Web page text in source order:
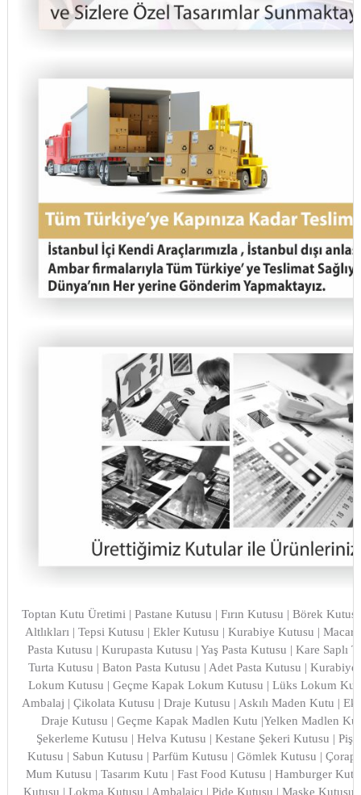
Toptan Kutu Üretimi | Pastane Kutusu | Fırın Kutusu | Börek
Altlıkları | Tepsi Kutusu | Ekler Kutusu | Kurabiye Kutusu |
Pasta Kutusu | Kurupasta Kutusu | Yaş Pasta Kutusu | Kare Saplı
Turta Kutusu | Baton Pasta Kutusu | Adet Pasta Kutusu |
Lokum Kutusu | Geçme Kapak Lokum Kutusu | Lüks Lokum
Ambalaj | Çikolata Kutusu | Draje Kutusu | Askılı Maden Kutu |
Draje Kutusu | Geçme Kapak Madlen Kutu |Yelken Madlen
Şekerleme Kutusu | Helva Kutusu | Kestane Şekeri Kutusu |
Kutusu | Sabun Kutusu | Parfüm Kutusu | Gömlek Kutusu |
Mum Kutusu | Tasarım Kutu | Fast Food Kutusu | Hamburger
Kutusu | Lokma Kutusu | Ambalajcı | Pide Kutusu | Maske